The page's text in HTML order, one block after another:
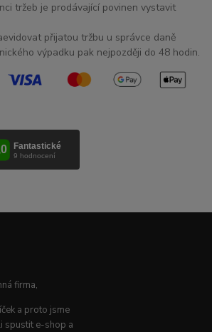
tržeb je prodávající povinen vystavit
přijatou tržbu u správce daně
výpadku pak nejpozději do 48 hodin.
firma,
a proto jsme
spustit e-shop a